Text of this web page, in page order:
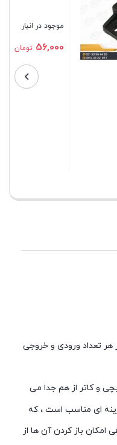
موجود در انبار
164,000 تومان
هر تعداد ورودی و خروجی
یا قیچی و کاتر از هم جدا می
ای مناسب است ، که
باز کردن آن ها از